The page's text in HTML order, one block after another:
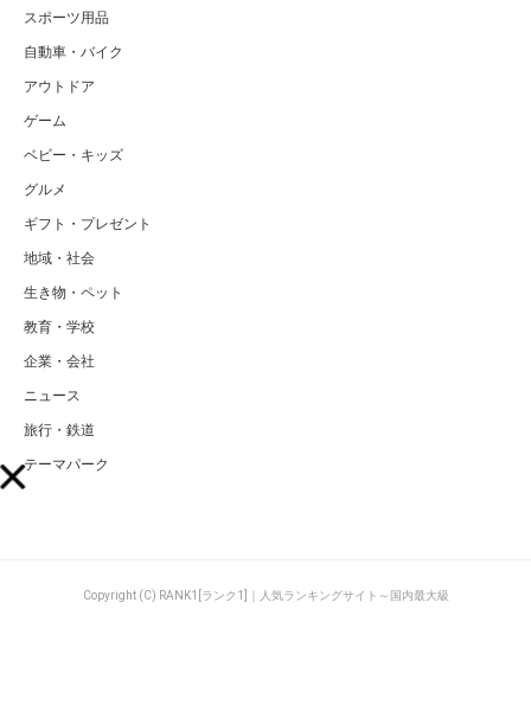
スポーツ用品
自動車・バイク
アウトドア
ゲーム
ベビー・キッズ
グルメ
ギフト・プレゼント
地域・社会
生き物・ペット
教育・学校
企業・会社
ニュース
旅行・鉄道
テーマパーク
Copyright (C) RANK1[ランク1]｜人気ランキングサイト～国内最大級